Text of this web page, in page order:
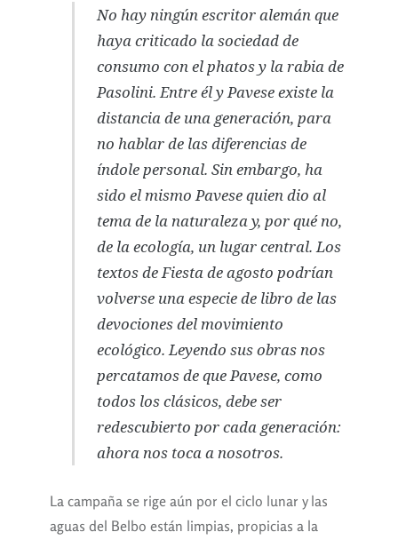
No hay ningún escritor alemán que
haya criticado la sociedad de
consumo con elphatosy la rabia de
Pasolini. Entre él y Pavese existe la
distancia de una generación, para
no hablar de las diferencias de
índole personal. Sin embargo, ha
sido el mismo Pavese quien dio al
tema de la naturaleza y, por qué no,
de la ecología, un lugar central. Los
textos deFiesta de agostopodrían
volverse una especie de libro de las
devociones del movimiento
ecológico. Leyendo sus obras nos
percatamos de que Pavese, como
todos los clásicos, debe ser
redescubierto por cada generación:
ahora nos toca a nosotros.
La campaña se rige aún por el ciclo lunar y las
aguas del Belbo están limpias, propicias a la